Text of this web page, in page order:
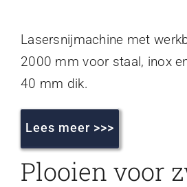
Lasersnijmachine met
2000 mm voor staal, inox
40 mm dik.
Lees meer >>>
Plooien voor